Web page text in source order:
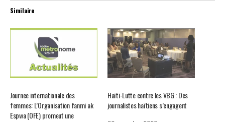
Similaire
Journee internationale des
femmes: L’Organisation fanmi ak
Espwa (OFE) promeut une
Haïti-Lutte contre les VBG : Des
journalistes haïtiens s’engagent